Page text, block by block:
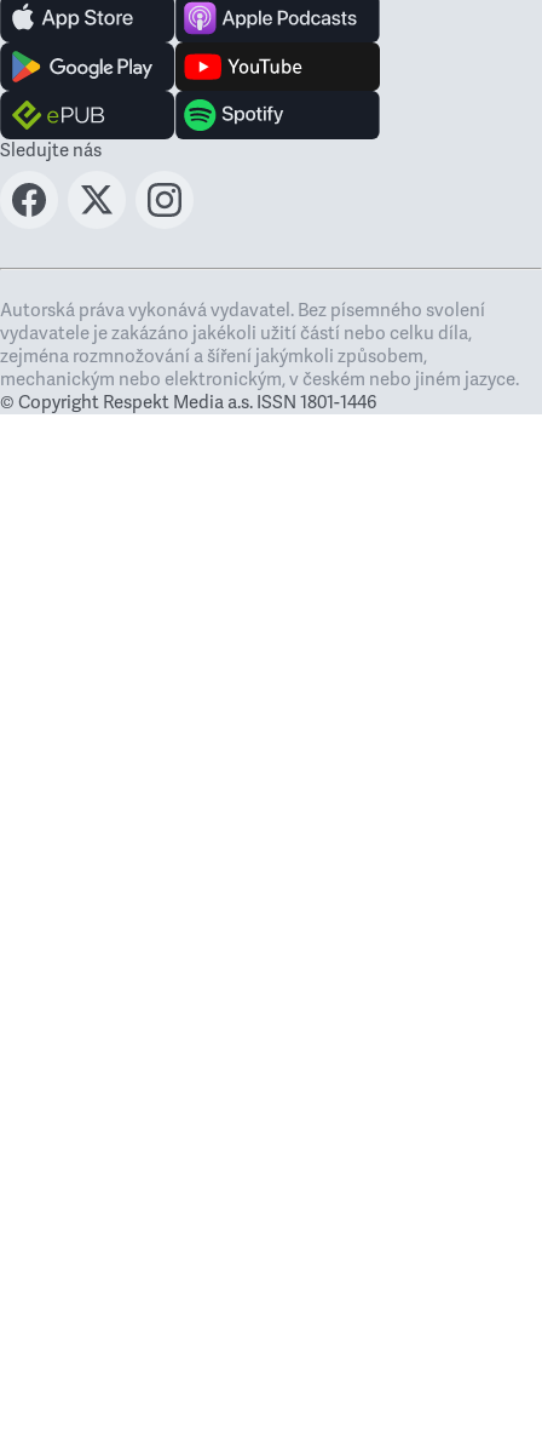
Sledujte nás
Autorská práva vykonává vydavatel. Bez písemného svolení
vydavatele je zakázáno jakékoli užití částí nebo celku díla,
zejména rozmnožování a šíření jakýmkoli způsobem,
mechanickým nebo elektronickým, v českém nebo jiném jazyce.
© Copyright Respekt Media a.s. ISSN 1801-1446